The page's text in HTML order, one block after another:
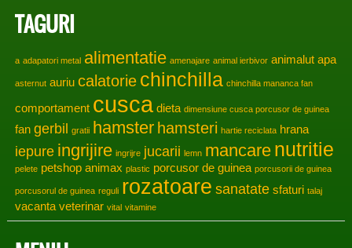
TAGURI
a adapatori metal alimentatie amenajare animal ierbivor animalut apa
asternut auriu calatorie chinchilla chinchilla mananca fan
comportament cusca dieta dimensiune cusca porcusor de guinea
fan gerbil gratii hamster hamsteri hartie reciclata hrana
iepure ingrijire ingrijre jucarii lemn mancare nutritie
pelete petshop animax plastic porcusor de guinea porcusorii de guinea
porcusorul de guinea reguli rozatoare sanatate sfaturi talaj
vacanta veterinar vital vitamine